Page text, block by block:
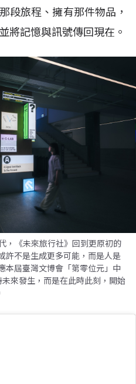
段旅程、擁有那件物品，
將記憶與訊號傳回現在。
，《未來旅行社》回到更原初的
許不是生成更多可能，而是人是
本屆臺灣文博會「第零位元」中
來發生，而是在此時此刻，開始